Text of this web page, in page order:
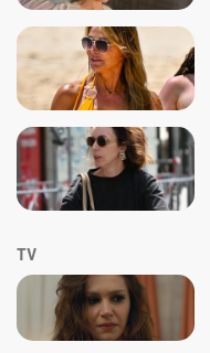
TV